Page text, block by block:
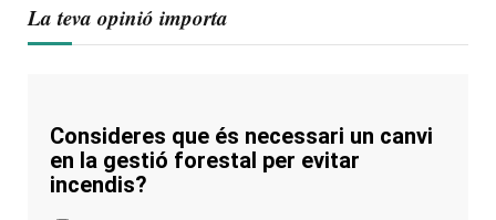
La teva opinió importa
Consideres que és necessari un canvi
en la gestió forestal per evitar
incendis?